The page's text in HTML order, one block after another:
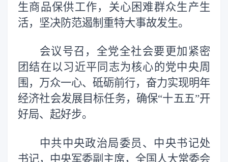
生商品保供工作，关心困难群众生产生
活，坚决防范遏制重特大事故发生。
会议号召，全党全社会要更加紧密
团结在以习近平同志为核心的党中央周
围，万众一心、砥砺前行，奋力实现明年
经济社会发展目标任务，确保“十五五”开
好局、起好步。
中共中央政治局委员、中央书记处
书记，中央军委副主席，全国人大常委会